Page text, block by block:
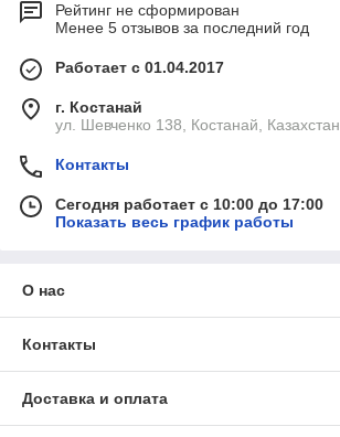
Рейтинг не сформирован
Менее 5 отзывов за последний год
Работает с 01.04.2017
г. Костанай
ул. Шевченко 138, Костанай, Казахстан
Контакты
Сегодня работает с 10:00 до 17:00
Показать весь график работы
О нас
Контакты
Доставка и оплата